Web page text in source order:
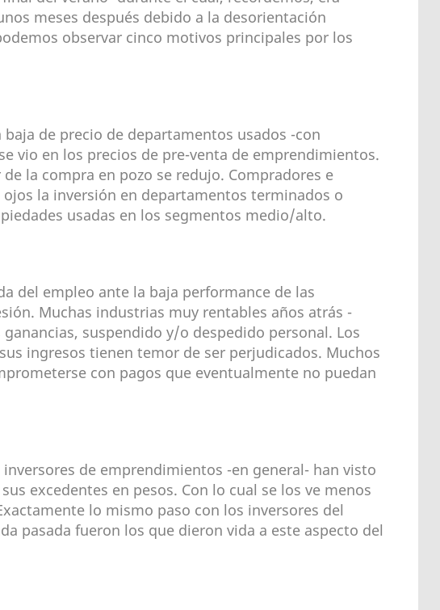
meses después debido a la desorientación
observar cinco motivos principales por los
de precio de departamentos usados -con
vio en los precios de pre-venta de emprendimientos.
la compra en pozo se redujo. Compradores e
la inversión en departamentos terminados o
usadas en los segmentos medio/alto.
del empleo ante la baja performance de las
Muchas industrias muy rentables años atrás -
suspendido y/o despedido personal. Los
ingresos tienen temor de ser perjudicados. Muchos
con pagos que eventualmente no puedan
de emprendimientos -en general- han visto
excedentes en pesos. Con lo cual se los ve menos
lo mismo paso con los inversores del
pasada fueron los que dieron vida a este aspecto del